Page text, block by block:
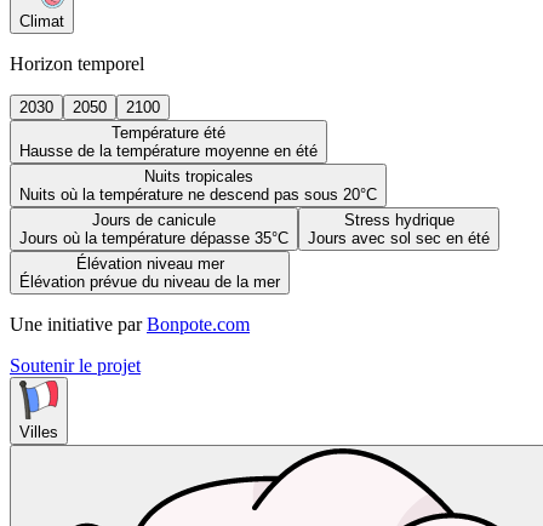
Climat
Horizon temporel
2030 2050
2100
Température été
Hausse de la température moyenne en été
Nuits tropicales
Nuits où la température ne descend pas sous 20°C
Jours de canicule
Jours où la température dépasse 35°C
Stress hydrique
Jours avec sol sec en été
Élévation niveau mer
Élévation prévue du niveau de la mer
Une initiative par Bonpote.com
Soutenir le projet
Villes